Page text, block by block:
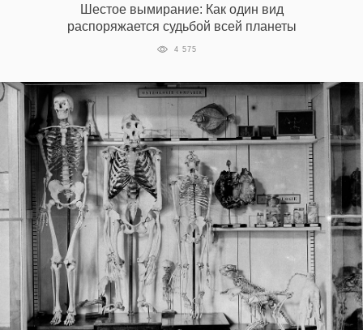
Шестое вымирание: Как один вид
распоряжается судьбой всей планеты
4 575